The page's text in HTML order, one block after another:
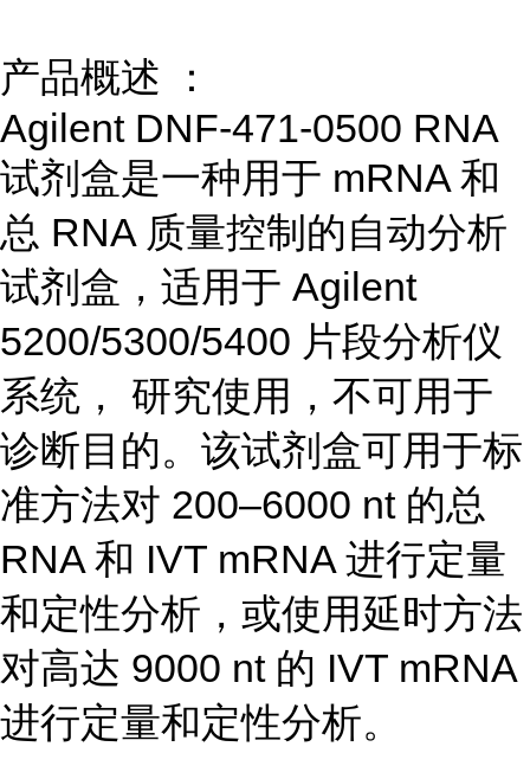
产品概述
：
Agilent DNF-471-0500 RNA
试剂盒是一种用于 mRNA 和
总 RNA 质量控制的自动分析
试剂盒，适用于 Agilent
5200/5300/5400 片段分析仪
系统， 研究使用，不可用于
诊断目的。该试剂盒可用于标
准方法对 200–6000 nt 的总
RNA 和 IVT mRNA 进行定量
和定性分析，或使用延时方法
对高达 9000 nt 的 IVT mRNA
进行定量和定性分析。